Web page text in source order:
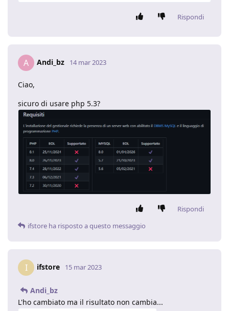
Rispondi
A Andi_bz 14 mar 2023
Ciao,
sicuro di usare php 5.3?
Rispondi
ifstore ha risposto a questo messaggio
I ifstore 15 mar 2023
Andi_bz
L'ho cambiato ma il risultato non cambia...